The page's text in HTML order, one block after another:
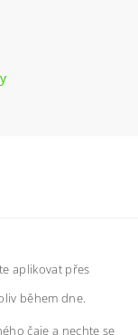
aplikovat přes
během dne.
čaje a nechte se